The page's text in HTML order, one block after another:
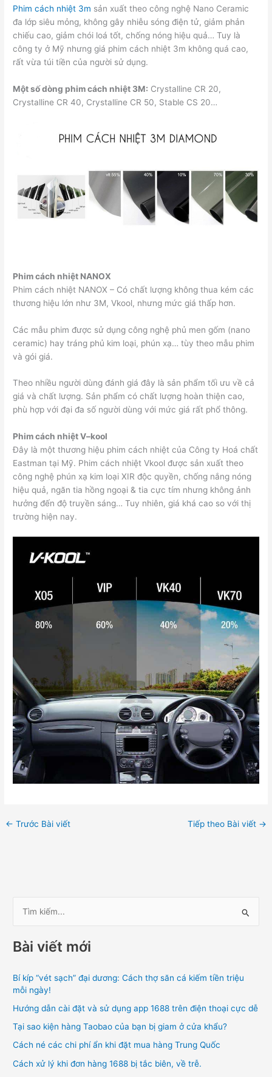
Phim cách nhiệt 3m sản xuất theo công nghệ Nano Ceramic
đa lớp siêu mỏng, không gây nhiễu sóng điện tử, giảm phản
chiếu cao, giảm chói loá tốt, chống nóng hiệu quả… Tuy là
công ty ở Mỹ nhưng giá phim cách nhiệt 3m không quá cao,
rất vừa túi tiền của người sử dụng.
Một số dòng phim cách nhiệt 3M: Crystalline CR 20,
Crystalline CR 40, Crystalline CR 50, Stable CS 20…
Phim cách nhiệt NANOX
Phim cách nhiệt NANOX – Có chất lượng không thua kém các
thương hiệu lớn như 3M, Vkool, nhưng mức giá thấp hơn.
Các mẫu phim được sử dụng công nghệ phủ men gốm (nano
ceramic) hay tráng phủ kim loại, phún xạ… tùy theo mẫu phim
và gói giá.
Theo nhiều người dùng đánh giá đây là sản phẩm tối ưu về cả
giá và chất lượng. Sản phẩm có chất lượng hoàn thiện cao,
phù hợp với đại đa số người dùng với mức giá rất phổ thông.
Phim cách nhiệt V–kool
Đây là một thương hiệu phim cách nhiệt của Công ty Hoá chất
Eastman tại Mỹ. Phim cách nhiệt Vkool được sản xuất theo
công nghệ phún xạ kim loại XIR độc quyền, chống nắng nóng
hiệu quả, ngăn tia hồng ngoại & tia cực tím nhưng không ảnh
hưởng đến độ truyền sáng… Tuy nhiên, giá khá cao so với thị
trường hiện nay.
← Trước Bài viết Tiếp theo Bài viết →
m
i
ế
m
:
Bài viết mới
Bí kíp “vét sạch” đại dương: Cách thợ săn cá kiếm tiền triệu
mỗi ngày!
Hướng dẫn cài đặt và sử dụng app 1688 trên điện thoại cực dễ
Tại sao kiện hàng Taobao của bạn bị giam ở cửa khẩu?
Cách né các chi phí ẩn khi đặt mua hàng Trung Quốc
Cách xử lý khi đơn hàng 1688 bị tắc biên, về trễ.